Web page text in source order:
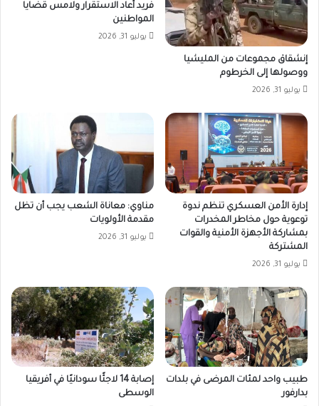
إنشقاق مجموعات من المليشيا
ووصولها إلى الخرطوم
يوليو 31, 2026
فريد أعاد الاستقرار ولامس قضايا
المواطنين
يوليو 31, 2026
إدارة الأمن العسكري تنظم ندوة
توعوية حول مخاطر المخدرات
بمشاركة الأجهزة الأمنية والقوات
المشتركة
يوليو 31, 2026
مناوي: معاناة الشعب يجب أن تظل
مقدمة الأولويات
يوليو 31, 2026
طبيب واحد لمئات المرضى في بلدات
بدارفور
إصابة 14 لاجئًا سودانيًا في أفريقيا
الوسطى